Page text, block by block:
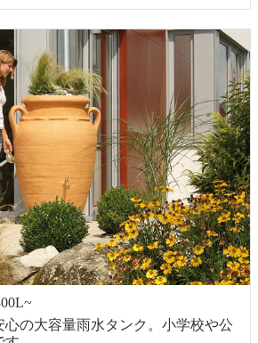
の大容量雨水タンク。小学校や公